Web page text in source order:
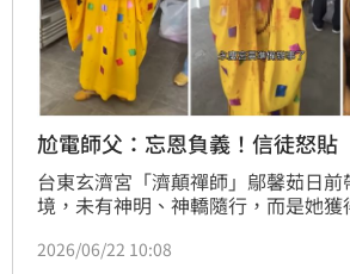
尬電師父：忘恩負義！信徒怒貼
台東玄濟宮「濟顛禪師」鄔馨茹日
境，未有神明、神轎隨行，而是她
「斬惡鬼」，鄔馨茹穿著濟公服正面
2026/06/22 10:08